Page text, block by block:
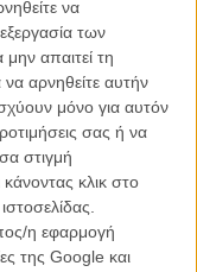
να
των
απαιτεί τη
αρνηθείτε αυτήν
μόνο για αυτόν
σας ή να
στιγμή
κλικ στο
η εφαρμογή
της Google και
τα οσκαρικά
), Στιβ ΜακΚουίν
), Μάικ Μιλς (
της Λιν Ράμσεϊ
μας, κοιτάξτε
η σκηνοθετική